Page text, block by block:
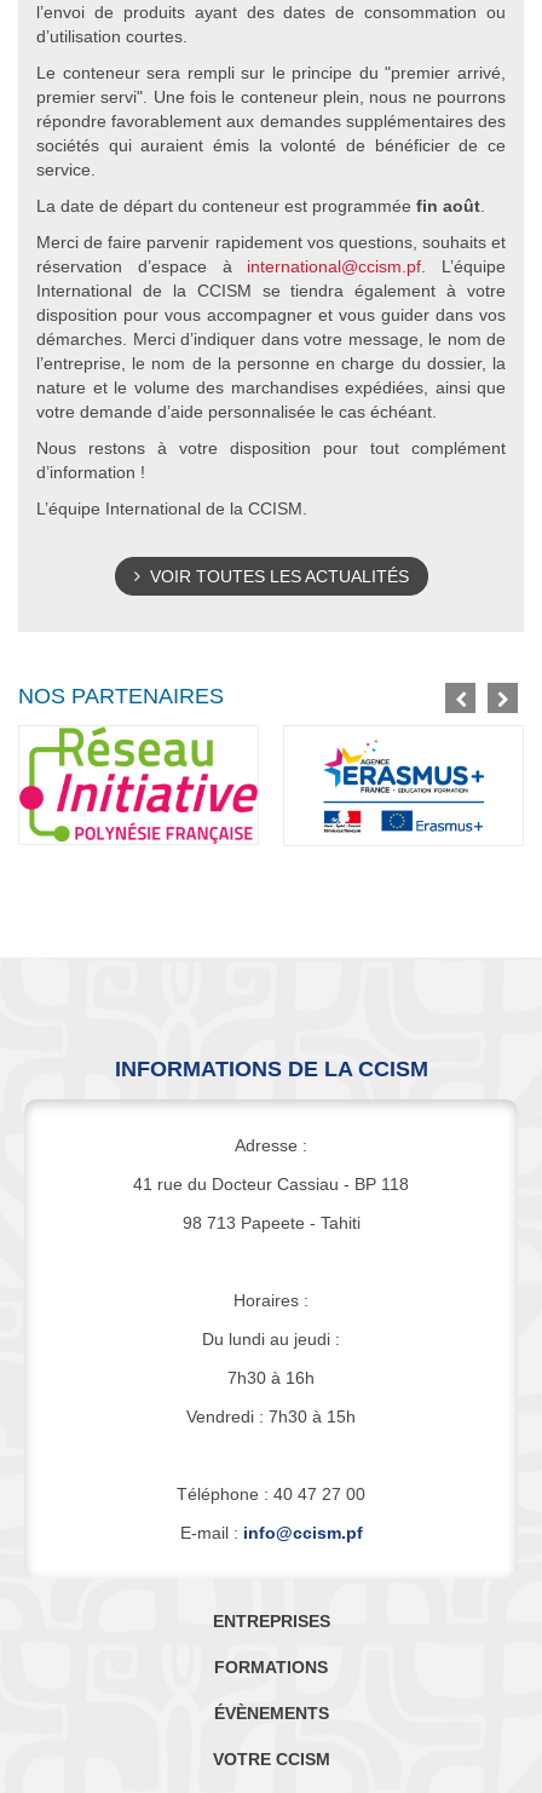
l’envoi de produits ayant des dates de consommation ou
d’utilisation courtes.
Le conteneur sera rempli sur le principe du "premier arrivé,
premier servi". Une fois le conteneur plein, nous ne pourrons
répondre favorablement aux demandes supplémentaires des
sociétés qui auraient émis la volonté de bénéficier de ce
service.
La date de départ du conteneur est programmée fin août
Merci de faire parvenir rapidement vos questions, souhaits et
réservation d’espace à international@ccism.pf . L’équipe
International de la CCISM se tiendra également à votre
disposition pour vous accompagner et vous guider dans vos
démarches. Merci d’indiquer dans votre message, le nom de
l’entreprise, le nom de la personne en charge du dossier, la
nature et le volume des marchandises expédiées, ainsi que
votre demande d’aide personnalisée le cas échéant.
Nous restons à votre disposition pour tout complément
d’information !
L’équipe International de la CCISM.
VOIR TOUTES LES ACTUALITÉS
NOS PARTENAIRES
INFORMATIONS DE LA CCISM
Adresse :
41 rue du Docteur Cassiau - BP 118
98 713 Papeete - Tahiti
Horaires :
Du lundi au jeudi :
7h30 à 16h
Vendredi : 7h30 à 15h
Téléphone : 40 47 27 00
E-mail : info@ccism.pf
ENTREPRISES
FORMATIONS
ÉVÈNEMENTS
VOTRE CCISM